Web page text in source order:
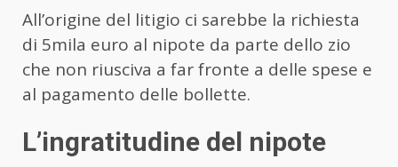
All’origine del litigio ci sarebbe la richiesta
di 5mila euro al nipote da parte dello zio
che non riusciva a far fronte a delle spese e
al pagamento delle bollette.
L’ingratitudine del nipote